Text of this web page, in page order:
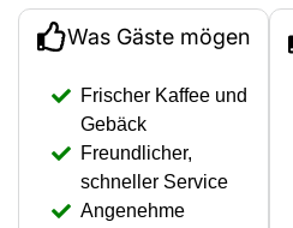
Was Gäste mögen
Frischer Kaffee und
Gebäck
Freundlicher,
schneller Service
Angenehme